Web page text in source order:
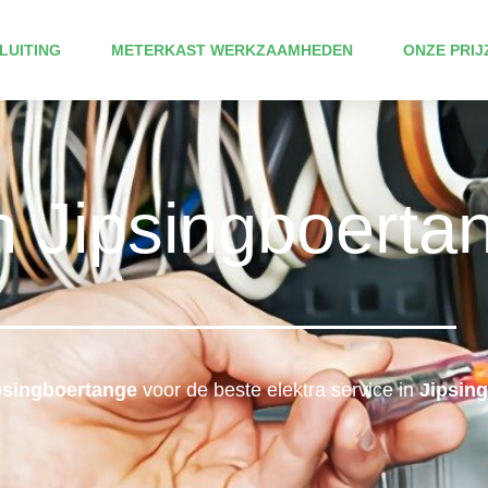
METERKAST WERKZAAMHEDEN ONZE
voor de beste elektra service in